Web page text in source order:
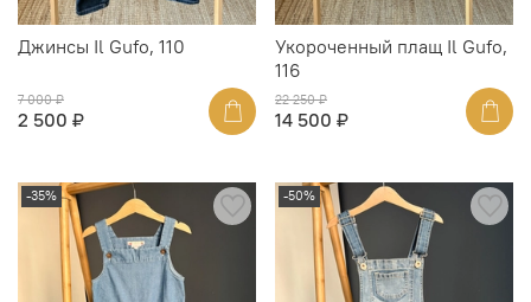
Джинсы Il Gufo, 110
7 000 ₽
2 500 ₽
Укороченный плащ Il Gufo,
116
22 250 ₽
14 500 ₽
-35% -50%